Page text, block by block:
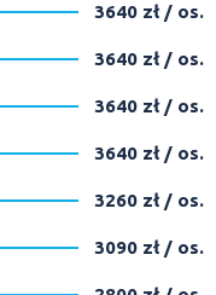
3640 zł / os.
3640 zł / os.
3640 zł / os.
3640 zł / os.
3260 zł / os.
3090 zł / os.